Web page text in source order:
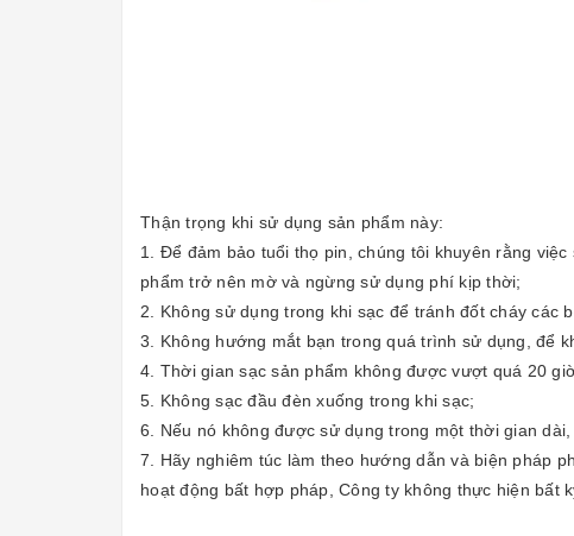
Thận trọng khi sử dụng sản phẩm này:
1. Để đảm bảo tuổi thọ pin, chúng tôi khuyên rằng
phẩm trở nên mờ và ngừng sử dụng phí kịp thời;
2. Không sử dụng trong khi sạc để tránh đốt cháy các
3. Không hướng mắt bạn trong quá trình sử dụng, để
4. Thời gian sạc sản phẩm không được vượt quá 20
5. Không sạc đầu đèn xuống trong khi sạc;
6. Nếu nó không được sử dụng trong một thời gian
7. Hãy nghiêm túc làm theo hướng dẫn và biện pháp
hoạt động bất hợp pháp, Công ty không thực hiện bất